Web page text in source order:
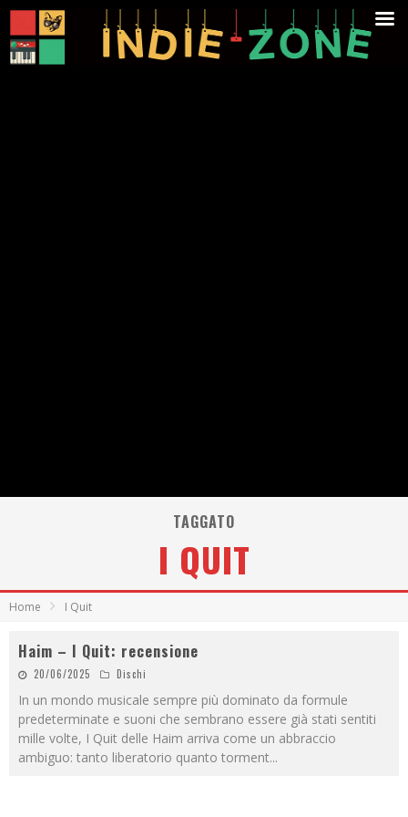
TAGGATO
I QUIT
Home I Quit
Haim – I Quit: recensione
20/06/2025 Dischi
In un mondo musicale sempre più dominato da formule
predeterminate e suoni che sembrano essere già stati sentiti
mille volte, I Quit delle Haim arriva come un abbraccio
ambiguo: tanto liberatorio quanto torment...